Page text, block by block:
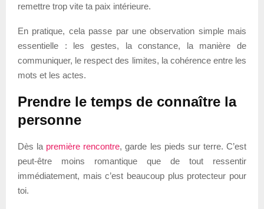
remettre trop vite ta paix intérieure.
En pratique, cela passe par une observation simple mais
essentielle : les gestes, la constance, la manière de
communiquer, le respect des limites, la cohérence entre les
mots et les actes.
Prendre le temps de connaître la
personne
Dès la première rencontre, garde les pieds sur terre. C’est
peut-être moins romantique que de tout ressentir
immédiatement, mais c’est beaucoup plus protecteur pour
toi.